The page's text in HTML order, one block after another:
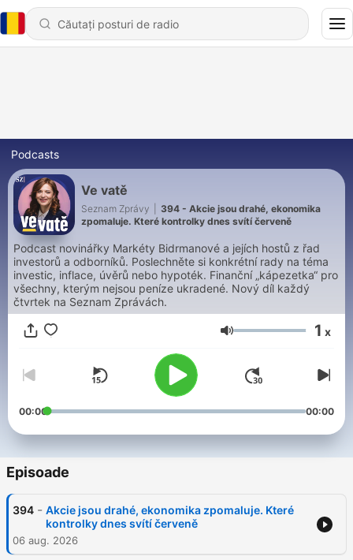
Podcasts
Ve vatě
Seznam Zprávy
394 - Akcie jsou drahé, ekonomika
zpomaluje. Které kontrolky dnes svítí červeně
Podcast novinářky Markéty Bidrmanové a jejích hostů z řad
investorů a odborníků. Poslechněte si konkrétní rady na téma
investic, inflace, úvěrů nebo hypoték. Finanční „kápezetka“ pro
všechny, kterým nejsou peníze ukradené. Nový díl každý
čtvrtek na Seznam Zprávách.
Volum 1 x
00:00 00:00
Episoade
394 - Akcie jsou drahé, ekonomika zpomaluje. Které
kontrolky dnes svítí červeně
06 aug. 2026